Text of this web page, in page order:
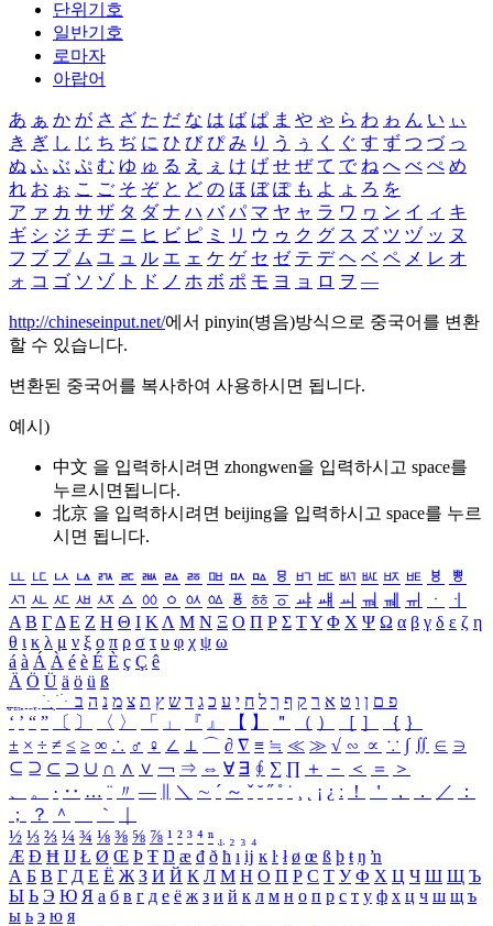
단위기호
일반기호
로마자
아랍어
あ ぁ か が さ ざ た だ な は ば ぱ ま や ゃ ら わ ゎ ん い ぃ
き ぎ し じ ち ぢ に ひ び ぴ み り う ぅ く ぐ す ず つ づ っ
ぬ ふ ぶ ぷ む ゆ ゅ る え ぇ け げ せ ぜ て で ね へ べ ぺ め
れ お ぉ こ ご そ ぞ と ど の ほ ぼ ぽ も よ ょ ろ を
ア ァ カ サ ザ タ ダ ナ ハ バ パ マ ヤ ャ ラ ワ ヮ ン イ ィ キ
ギ シ ジ チ ヂ ニ ヒ ビ ピ ミ リ ウ ゥ ク グ ス ズ ツ ヅ ッ ヌ
フ ブ プ ム ユ ュ ル エ ェ ケ ゲ セ ゼ テ デ ヘ ベ ペ メ レ オ
ォ コ ゴ ソ ゾ ト ド ノ ホ ボ ポ モ ヨ ョ ロ ヲ ―
http://chineseinput.net/에서 pinyin(병음)방식으로 중국어를 변환
할 수 있습니다.
변환된 중국어를 복사하여 사용하시면 됩니다.
예시)
中文 을 입력하시려면 zhongwen을 입력하시고 space를
누르시면됩니다.
北京 을 입력하시려면 beijing을 입력하시고 space를 누르
시면 됩니다.
ㅥ ㅦ ㅧ ㅨ ㅩ ㅪ ㅫ ㅬ ㅭ ㅮ ㅯ ㅰ ㅱ ㅲ ㅳ ㅴ ㅵ ㅶ ㅷ ㅸ
ㅹ
ㅺ ㅻ ㅼ ㅽ ㅾ ㅿ ㆀ ㆁ ㆂ ㆃ ㆄ ㆅ ㆆ ㆇ ㆈ ㆉ ㆊ ㆋ ㆌ ㆍ
ㆎ
Α Β ΓΔ Ε Ζ Η Θ Ι ΚΛ Μ Ν Ξ Ο Π Ρ Σ ΤΥ Φ Χ Ψ Ω α β γ δ ε ζ η
θ ι κ λ μ ν ξ ο π ρ σ τ υ φ χ ψ ω
á à Á À é è É È ç Ç ê
Ä Ö Ü ä ö ü ß
ִֶֹ ֻּ ׁׂ פ ם ן ו ט א ר ק ף ך ל ח י ע כ ג ד ש ץ ת צ מ נ ה ב
‘ ’ “ ” 〔 〕 〈 〉 「 」 『 』 【 】 ＂ （ ） ［ ］ ｛ ｝
± × ÷ ≠ ≤ ≥ ∞ ∴ ♂ ♀ ∠ ⊥ ⌒ ∂ ∇ ≡ ≒ ≪ ≫ √ ∽ ∝ ∵ ∫ ∬ ∈ ∋
⊆ ⊇ ⊂ ⊃ ∪ ∩ ∧ ∨ ￢ ⇒ ⇔ ∀ ∃ ∮ ∑ ∏ ＋ － ＜ ＝
＞
、
。 · ‥ … ¨ 〃 ― ＼ ∼ ´ ～ ˇ ˘ ˝ ˚ ˙ ¸ ¡ ¿ ː ！ ＇ ， ． ／
：
；
？ ＾ ｀
½ ⅓ ⅔ ¼ ¾ ⅛ ⅜ ⅝ ⅞ ¹ ² ³ ⁴ ⁿ ₁ ₂ ₃ ₄
Æ Ð Ħ Ĳ Ł Ø Œ Þ Ŧ Ŋ æ đ ð ħ ı ĳ ĸ ŀ ł ø œ ß þ ŧ ŋ ŉ
А Б В Г Д Е Ё Ж З И Й К Л М Н О П Р С Т У Ф Х Ц Ч Ш Щ Ъ
Ы Ь Э Ю Я а б в г д е ё ж з и й к л м н о п р с т у ф х ц ч ш щ ъ
ы ь э ю я